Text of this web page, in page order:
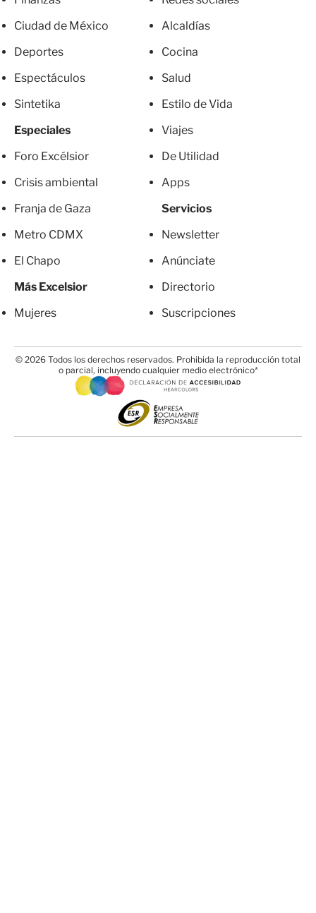
Ciudad de México
Deportes
Espectáculos
Sintetika
Especiales
Foro Excélsior
Crisis ambiental
Franja de Gaza
Metro CDMX
El Chapo
Más Excelsior
Mujeres
Alcaldías
Cocina
Salud
Estilo de Vida
Viajes
De Utilidad
Apps
Servicios
Newsletter
Anúnciate
Directorio
Suscripciones
© 2026 Todos los derechos reservados. Prohibida la reproducción total
o parcial, incluyendo cualquier medio electrónico*